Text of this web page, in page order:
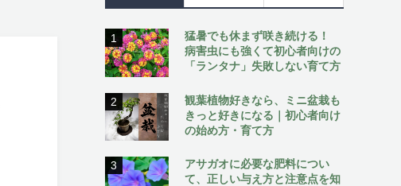
1
猛暑でも休まず咲き続ける！
病害虫にも強くて初心者向けの
「ランタナ」失敗しない育て方
2
観葉植物好きなら、ミニ盆栽も
きっと好きになる｜初心者向け
の始め方・育て方
3
アサガオに必要な肥料につい
て、正しい与え方と注意点を知